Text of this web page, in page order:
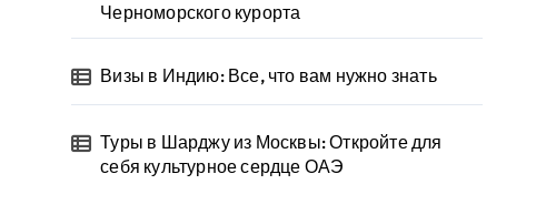
Черноморского курорта
Визы в Индию: Все, что вам нужно знать
Туры в Шарджу из Москвы: Откройте для
себя культурное сердце ОАЭ